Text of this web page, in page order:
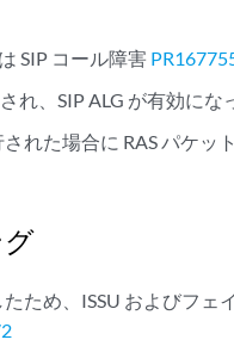
SIP コール障害
れ、SIP ALG が有効にな
れた場合に RAS パケッ
ため、ISSU およびフェ